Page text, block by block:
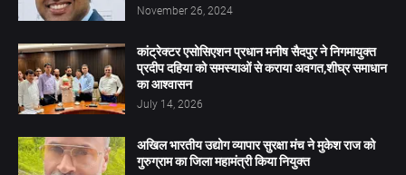
November 26, 2024
कांट्रेक्टर एसोसिएशन प्रधान मनीष सैदपुर ने निगमायुक्त
प्रदीप दहिया को समस्याओं से कराया अवगत,शीघ्र समाधान
का आश्वासन
July 14, 2026
अखिल भारतीय उद्योग व्यापार सुरक्षा मंच ने मुकेश राज को
गुरुग्राम का जिला महामंत्री किया नियुक्त